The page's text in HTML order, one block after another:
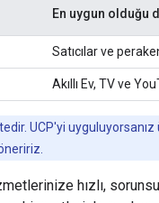
En uygun olduğu
Satıcılar ve
Akıllı Ev, TV ve
UCP'yi
hızlı,